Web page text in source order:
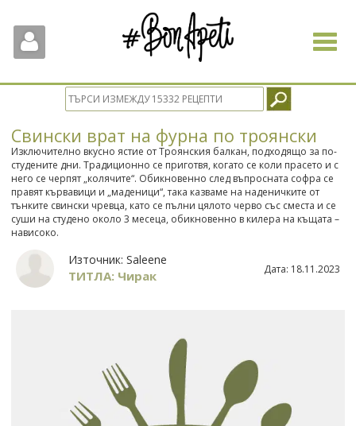
Toggle
Свински врат на фурна по троянски
Изключително вкусно ястие от Троянския балкан, подходящо за по-
студените дни. Традиционно се приготвя, когато се коли прасето и с
него се черпят „колячите“. Обикновенно след въпросната софра се
правят кървавици и „маденици“, така казваме на наденичките от
тънките свински чревца, като се пълни цялото черво със сместа и се
суши на студено около 3 месеца, обикновенно в килера на къщата –
нависоко.
Източник: Saleene
ТИТЛА: Чирак Дата: 18.11.2023